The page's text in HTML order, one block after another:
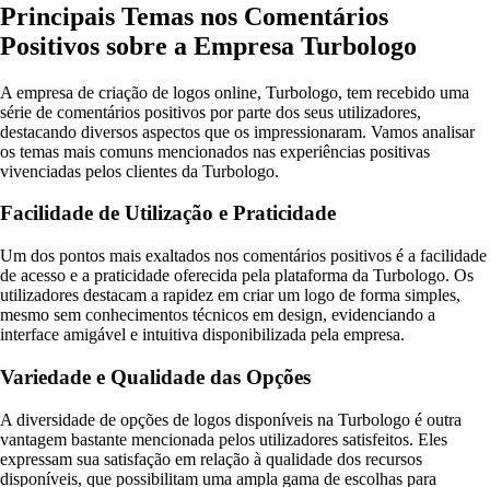
Principais Temas nos Comentários
Positivos sobre a Empresa Turbologo
A empresa de criação de logos online, Turbologo, tem recebido uma
série de comentários positivos por parte dos seus utilizadores,
destacando diversos aspectos que os impressionaram. Vamos analisar
os temas mais comuns mencionados nas experiências positivas
vivenciadas pelos clientes da Turbologo.
Facilidade de Utilização e Praticidade
Um dos pontos mais exaltados nos comentários positivos é a facilidade
de acesso e a praticidade oferecida pela plataforma da Turbologo. Os
utilizadores destacam a rapidez em criar um logo de forma simples,
mesmo sem conhecimentos técnicos em design, evidenciando a
interface amigável e intuitiva disponibilizada pela empresa.
Variedade e Qualidade das Opções
A diversidade de opções de logos disponíveis na Turbologo é outra
vantagem bastante mencionada pelos utilizadores satisfeitos. Eles
expressam sua satisfação em relação à qualidade dos recursos
disponíveis, que possibilitam uma ampla gama de escolhas para